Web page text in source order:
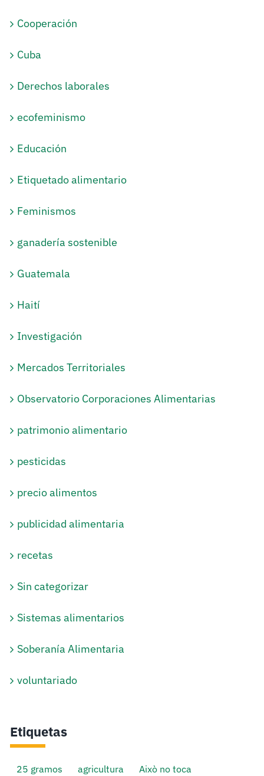
Cooperación
Cuba
Derechos laborales
ecofeminismo
Educación
Etiquetado alimentario
Feminismos
ganadería sostenible
Guatemala
Haití
Investigación
Mercados Territoriales
Observatorio Corporaciones Alimentarias
patrimonio alimentario
pesticidas
precio alimentos
publicidad alimentaria
recetas
Sin categorizar
Sistemas alimentarios
Soberanía Alimentaria
voluntariado
Etiquetas
25 gramos agricultura Això no toca